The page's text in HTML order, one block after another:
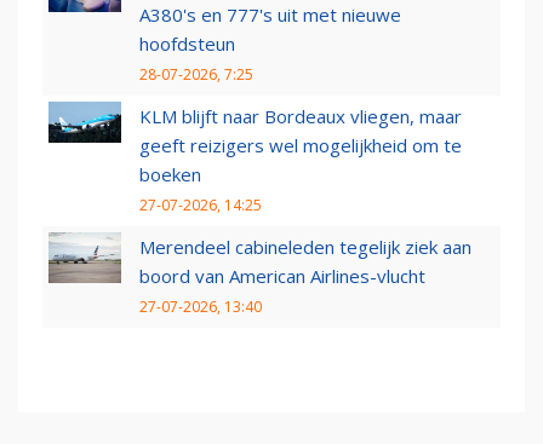
A380's en 777's uit met nieuwe
hoofdsteun
28-07-2026, 7:25
KLM blijft naar Bordeaux vliegen, maar
geeft reizigers wel mogelijkheid om te
boeken
27-07-2026, 14:25
Merendeel cabineleden tegelijk ziek aan
boord van American Airlines-vlucht
27-07-2026, 13:40